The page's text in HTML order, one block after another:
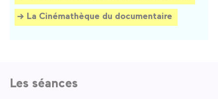
La Cinémathèque du documentaire
Les séances